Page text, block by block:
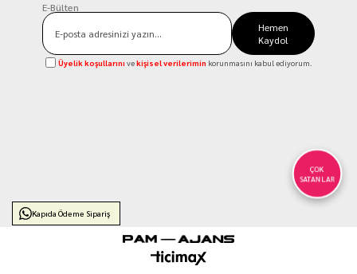
E-Bülten
Hemen
Kaydol
Üyelik koşullarını vekişisel verilerimin korunmasını kabul ediyorum.
Kapıda Ödeme Sipariş
ÇOK
SATANLAR